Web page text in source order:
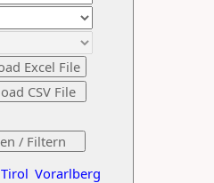
Tirol Vorarlberg